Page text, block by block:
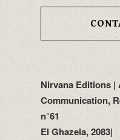
Nirvana Editions |
Communication,
n°61
El Ghazela, 2083|